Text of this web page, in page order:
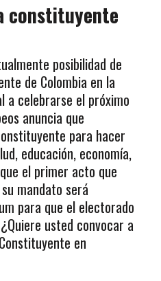
constituyente
posibilidad de
de Colombia en la
a celebrarse el próximo
anuncia que
para hacer
educación, economía,
el primer acto que
mandato será
para que el electorado
usted convocar a
en